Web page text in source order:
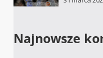
Najnowsze